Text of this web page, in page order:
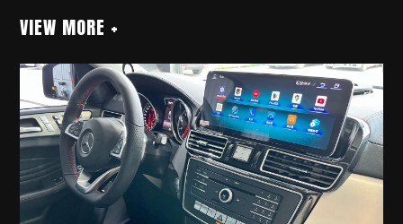
安卓機
🔹專用面板線材無損安裝
🔹內建無線CarPlay
🔹藍牙支援
🔹導航
🔹測速提醒